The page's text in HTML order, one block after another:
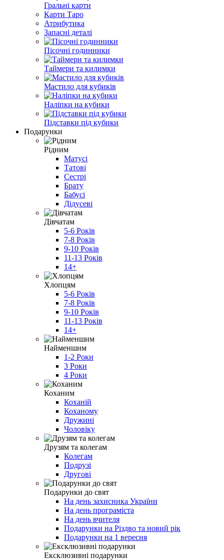
Гральні карти
Карти Таро
Атрибутика
Запасні деталі
Пісочні годинники
Таймери та килимки
Мастило для кубиків
Наліпки на кубики
Підставки під кубики
Подарунки
Рідним
Матусі
Татові
Сестрі
Брату
Бабусі
Дідусеві
Дівчатам
5-6 Років
7-8 Років
9-10 Років
11-13 Років
14+
Хлопцям
5-6 Років
7-8 Років
9-10 Років
11-13 Років
14+
Найменшим
1-2 Роки
3 Роки
4 Роки
Коханим
Коханій
Коханому
Дружині
Чоловіку
Друзям та колегам
Колегам
Подрузі
Другові
Подарунки до свят
На день захисника України
На день програміста
На день вчителя
Подарунки на Різдво та новий рік
Подарунки на 1 вересня
Ексклюзивні подарунки